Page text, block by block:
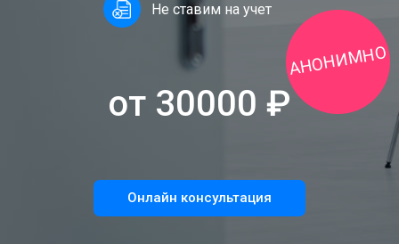
Онлайн консультация
от 30000 ₽
Не ставим на учет
АНОНИМНО